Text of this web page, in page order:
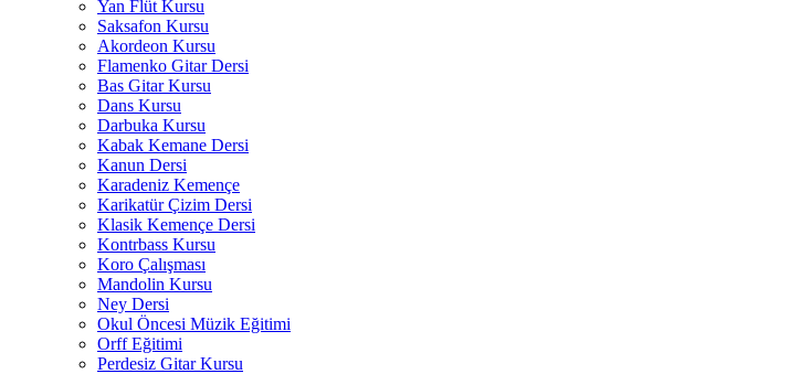
Yan Flüt Kursu
Saksafon Kursu
Akordeon Kursu
Flamenko Gitar Dersi
Bas Gitar Kursu
Dans Kursu
Darbuka Kursu
Kabak Kemane Dersi
Kanun Dersi
Karadeniz Kemençe
Karikatür Çizim Dersi
Klasik Kemençe Dersi
Kontrbass Kursu
Koro Çalışması
Mandolin Kursu
Ney Dersi
Okul Öncesi Müzik Eğitimi
Orff Eğitimi
Perdesiz Gitar Kursu